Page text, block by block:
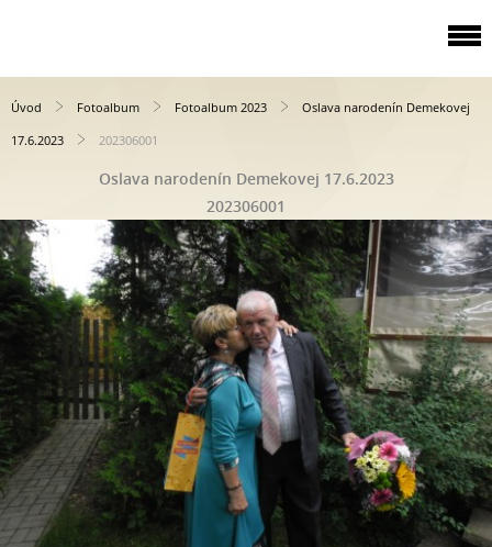
Úvod Fotoalbum Fotoalbum 2023
Oslava narodenín Demekovej
17.6.2023
202306001
Oslava narodenín Demekovej 17.6.2023
202306001